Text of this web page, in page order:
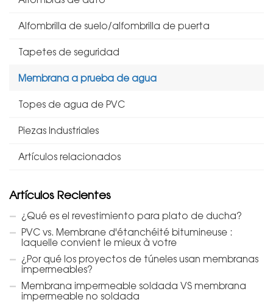
Alfombrilla de suelo/alfombrilla de puerta
Tapetes de seguridad
Membrana a prueba de agua
Topes de agua de PVC
Piezas Industriales
Artículos relacionados
Artículos Recientes
¿Qué es el revestimiento para plato de ducha?
PVC vs. Membrane d'étanchéité bitumineuse :
laquelle convient le mieux à votre
¿Por qué los proyectos de túneles usan membranas
impermeables?
Membrana impermeable soldada VS membrana
impermeable no soldada